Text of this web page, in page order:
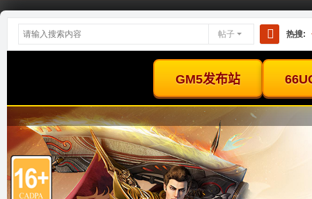
帖子
搜
热搜: